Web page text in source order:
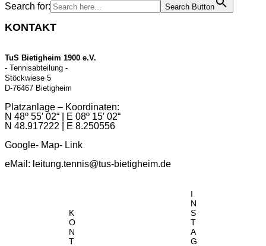
Search for: Search Button
KONTAKT
TuS Bietigheim 1900 e.V.
- Tennisabteilung -
Stöckwiese 5
D-76467 Bietigheim
Platzanlage – Koordinaten:
N 48º 55′ 02“ | E 08º 15′ 02“
N 48.917222 | E 8.250556
Google- Map- Link
eMail: leitung.tennis@tus-bietigheim.de
K
O
N
T
I
N
S
T
A
G